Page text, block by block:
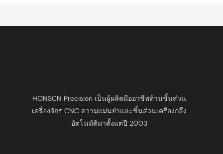
HONSCN Precision เป็นผู้ผลิตมืออาชีพด้านชิ้นส่วน
เครื่องจักร CNC ความแม่นยำและชิ้นส่วนเครื่องกลึง
อัตโนมัติมาตั้งแต่ปี 2003